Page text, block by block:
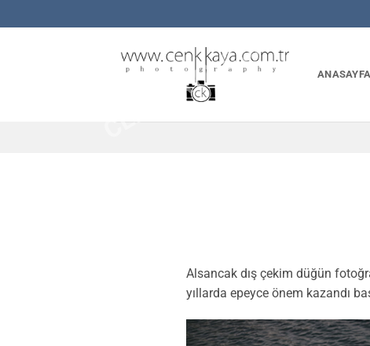
atla
CENKKAYA.COM.TR ANASAYFA
Alsancak dış çekim düğün
yıllarda epeyce önem kazandı